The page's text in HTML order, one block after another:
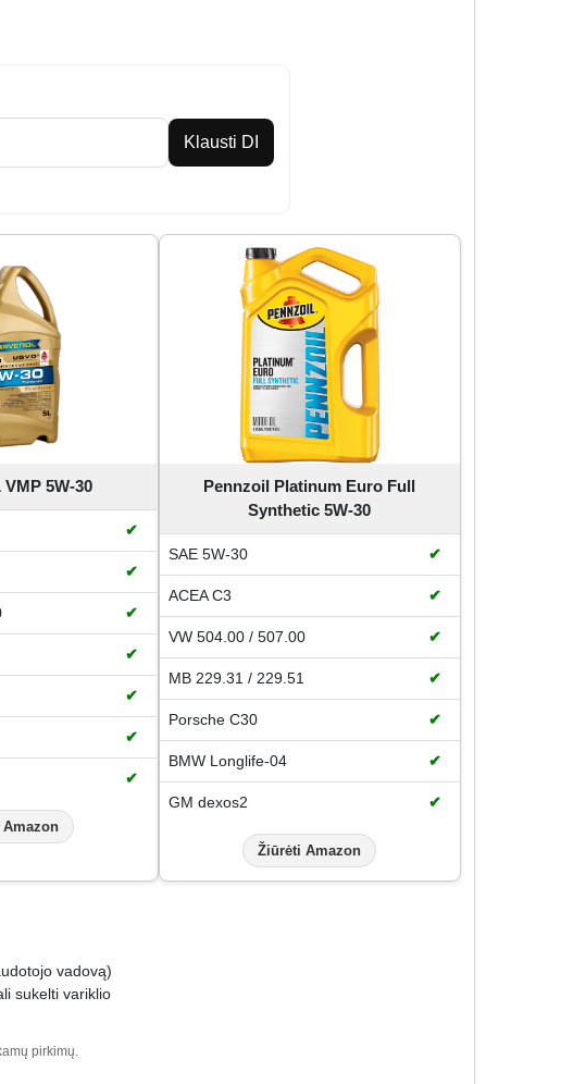
Klausti DI
5W-30
✔
✔
✔
✔
✔
✔
✔
Pennzoil Platinum Euro Full
Synthetic 5W-30
SAE 5W-30 ✔
ACEA C3 ✔
VW 504.00 / 507.00 ✔
MB 229.31 / 229.51 ✔
Porsche C30 ✔
BMW Longlife-04 ✔
GM dexos2 ✔
Žiūrėti Amazon
vadovą)
sukelti variklio
pirkimų.